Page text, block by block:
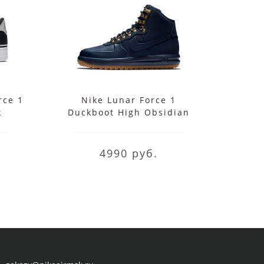
1
Nike Lunar Force 1
Duckboot High Obsidian
4990 руб.